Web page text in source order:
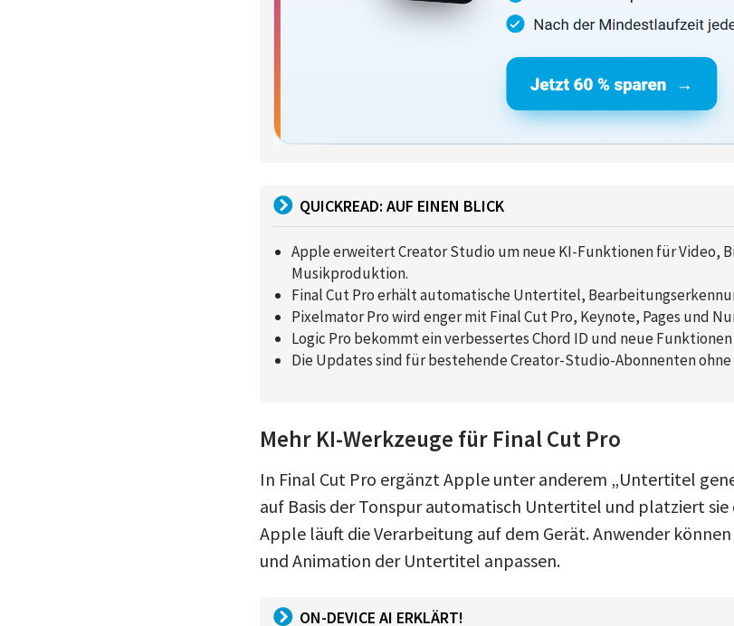
QUICKREAD: AUF EINEN BLICK
Apple erweitert Creator Studio um neue KI-Funktionen für Video,
Musikproduktion.
Final Cut Pro erhält automatische Untertitel,
Pixelmator Pro wird enger mit Final Cut Pro, Keynote, Pages und
Logic Pro bekommt ein verbessertes Chord ID und neue
Die Updates sind für bestehende Creator-Studio-Abonnenten
Mehr KI-Werkzeuge für Final Cut Pro
In Final Cut Pro ergänzt Apple unter anderem „Untertitel
auf Basis der Tonspur automatisch Untertitel und platziert
Apple läuft die Verarbeitung auf dem Gerät. Anwender
und Animation der Untertitel anpassen.
ON-DEVICE AI ERKLÄRT!